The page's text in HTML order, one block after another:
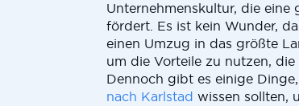
Unternehmenskultur, die
fördert. Es ist kein Wunder,
einen Umzug in das größte
um die Vorteile zu nutzen,
Dennoch gibt es einige
nach Karlstad wissen sollten,